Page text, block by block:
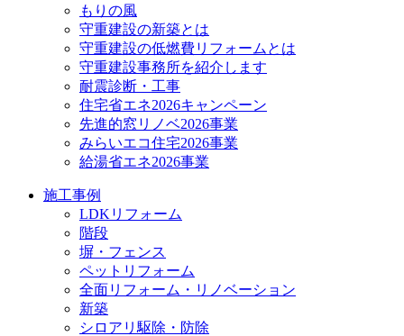
もりの風
守重建設の新築とは
守重建設の低燃費リフォームとは
守重建設事務所を紹介します
耐震診断・工事
住宅省エネ2026キャンペーン
先進的窓リノベ2026事業
みらいエコ住宅2026事業
給湯省エネ2026事業
施工事例
LDKリフォーム
階段
塀・フェンス
ペットリフォーム
全面リフォーム・リノベーション
新築
シロアリ駆除・防除